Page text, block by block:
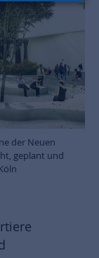
der Neuen
geplant und